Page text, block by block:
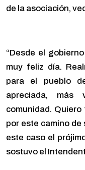
de la asociación,
“Desde el
muy feliz día.
para el pueblo
apreciada, más
comunidad.
por este camino de
este caso el
sostuvo el